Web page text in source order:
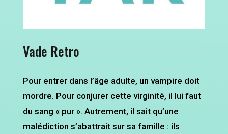
Vade Retro
Pour entrer dans l’âge adulte, un vampire doit
mordre. Pour conjurer cette virginité, il lui faut
du sang « pur ». Autrement, il sait qu’une
malédiction s’abattrait sur sa famille : ils